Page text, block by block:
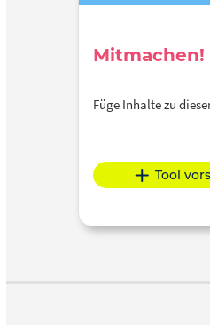
Mitmachen!
Füge Inhalte zu
Tool